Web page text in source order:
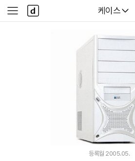
다나와
케이스
사
이
다
나
와
등록월 2005.05.